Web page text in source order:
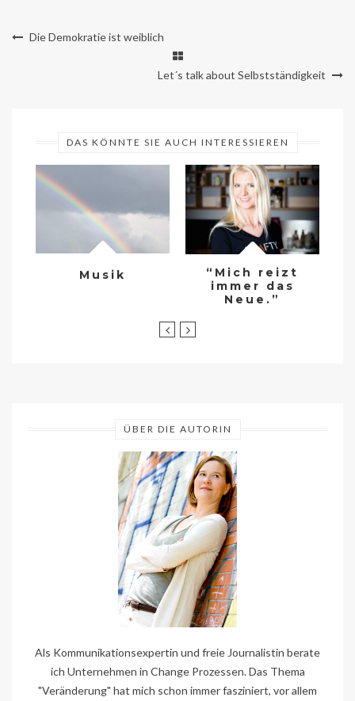
Die Demokratie ist weiblich
Let´s talk about Selbstständigkeit
DAS KÖNNTE SIE AUCH INTERESSIEREN
Musik
“Mich reizt
immer das
Neue.”
ÜBER DIE AUTORIN
Als Kommunikationsexpertin und freie Journalistin berate
ich Unternehmen in Change Prozessen. Das Thema
"Veränderung" hat mich schon immer fasziniert, vor allem